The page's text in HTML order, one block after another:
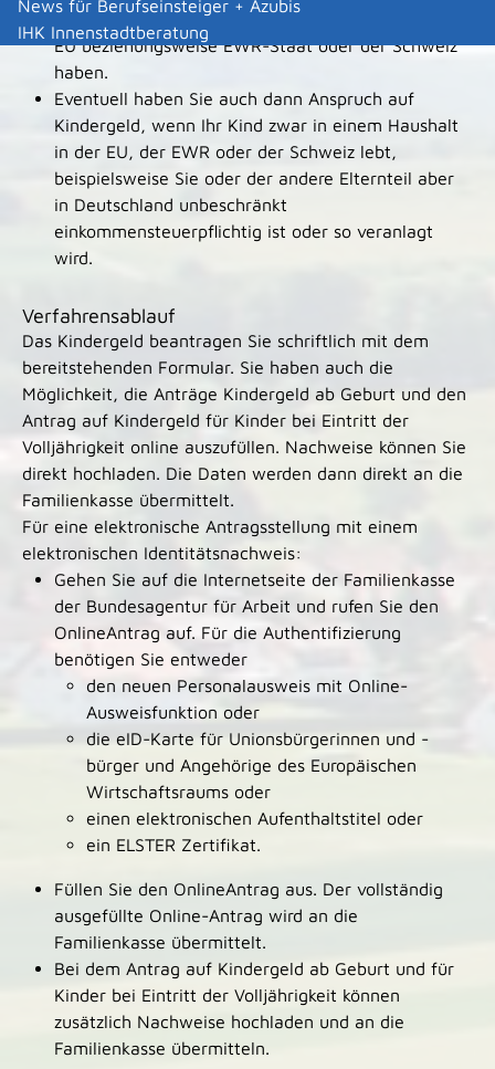
News für Berufseinsteiger + Azubis
IHK Innenstadtberatung
Aufenthalt in Deutschland oder in einem anderen
EU beziehungsweise EWR-Staat oder der Schweiz
haben.
Eventuell haben Sie auch dann Anspruch auf
Kindergeld, wenn Ihr Kind zwar in einem Haushalt
in der EU, der EWR oder der Schweiz lebt,
beispielsweise Sie oder der andere Elternteil aber
in Deutschland unbeschränkt
einkommensteuerpflichtig ist oder so veranlagt
wird.
Verfahrensablauf
Das Kindergeld beantragen Sie schriftlich mit dem
bereitstehenden Formular. Sie haben auch die
Möglichkeit, die Anträge Kindergeld ab Geburt und den
Antrag auf Kindergeld für Kinder bei Eintritt der
Volljährigkeit online auszufüllen. Nachweise können Sie
direkt hochladen. Die Daten werden dann direkt an die
Familienkasse übermittelt.
Für eine elektronische Antragsstellung mit einem
elektronischen Identitätsnachweis:
Gehen Sie auf die Internetseite der Familienkasse
der Bundesagentur für Arbeit und rufen Sie den
OnlineAntrag auf. Für die Authentifizierung
benötigen Sie entweder
den neuen Personalausweis mit Online-
Ausweisfunktion oder
die eID-Karte für Unionsbürgerinnen und -
bürger und Angehörige des Europäischen
Wirtschaftsraums oder
einen elektronischen Aufenthaltstitel oder
ein ELSTER Zertifikat.
Füllen Sie den OnlineAntrag aus. Der vollständig
ausgefüllte Online-Antrag wird an die
Familienkasse übermittelt.
Bei dem Antrag auf Kindergeld ab Geburt und für
Kinder bei Eintritt der Volljährigkeit können
zusätzlich Nachweise hochladen und an die
Familienkasse übermitteln.